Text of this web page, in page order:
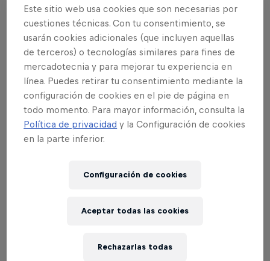
Eventos
Este sitio web usa cookies que son necesarias por
cuestiones técnicas. Con tu consentimiento, se
usarán cookies adicionales (que incluyen aquellas
de terceros) o tecnologías similares para fines de
mercadotecnia y para mejorar tu experiencia en
línea. Puedes retirar tu consentimiento mediante la
configuración de cookies en el pie de página en
todo momento. Para mayor información, consulta la
Política de privacidad y la Configuración de cookies
en la parte inferior.
Configuración de cookies
Rechazarlas todas
Aceptar todas las cookies